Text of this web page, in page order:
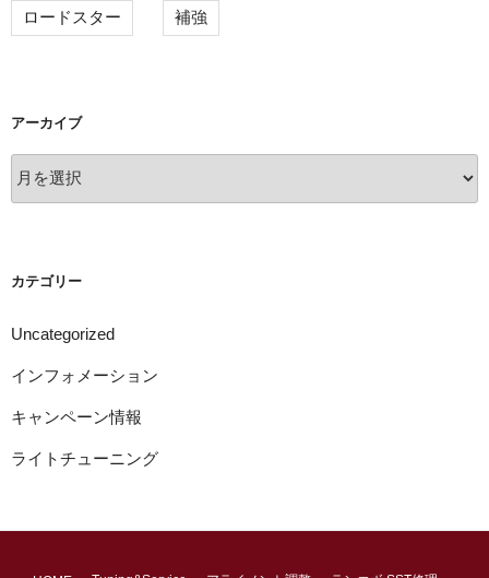
ロードスター 補強
アーカイブ
ー
カテゴリー
Uncategorized
インフォメーション
キャンペーン情報
ライトチューニング